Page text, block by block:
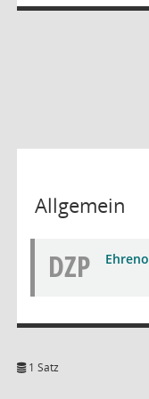
Allgemein
DZP
1 Satz